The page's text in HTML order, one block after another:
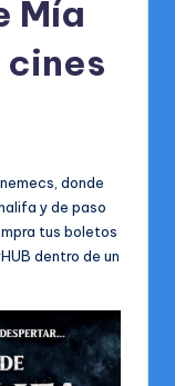
Mía
cines
donde
y de paso
tus boletos
dentro de un